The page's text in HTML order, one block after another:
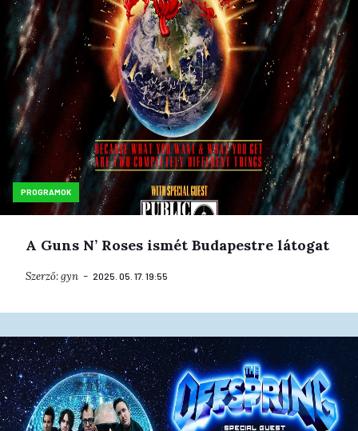
PROGRAMOK
A Guns N’ Roses ismét Budapestre látogat
Szerző:gyn 2025. 05. 17. 19:55